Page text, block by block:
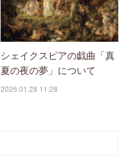
シェイクスピアの戯曲「真
夏の夜の夢」について
2026.01.28 11:28